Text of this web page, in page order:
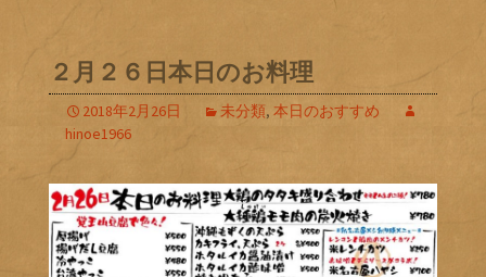
２月２６日本日のお料理
2018年2月26日 未分類, 本日のおすすめ
hinoe1966